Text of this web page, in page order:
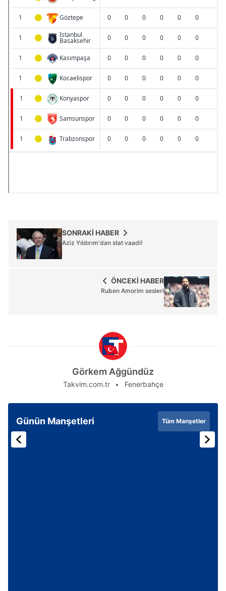
SONRAKİ HABER
Aziz Yıldırım'dan stat vaadi!
ÖNCEKİ HABER
Ruben Amorim sesleri
Görkem Ağgündüz
Takvim.com.tr Fenerbahçe
Günün Manşetleri Tüm Manşetler